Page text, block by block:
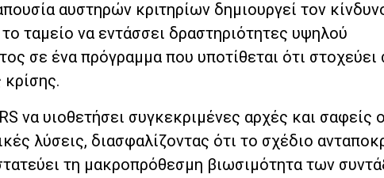
αυστηρών κριτηρίων δημιουργεί τον
ταμείο να εντάσσει δραστηριότητες υψηλού
σε ένα πρόγραμμα που υποτίθεται ότι στοχεύει
κρίσης.
να υιοθετήσει συγκεκριμένες αρχές και σαφείς
λύσεις, διασφαλίζοντας ότι το σχέδιο
τη μακροπρόθεσμη βιωσιμότητα των